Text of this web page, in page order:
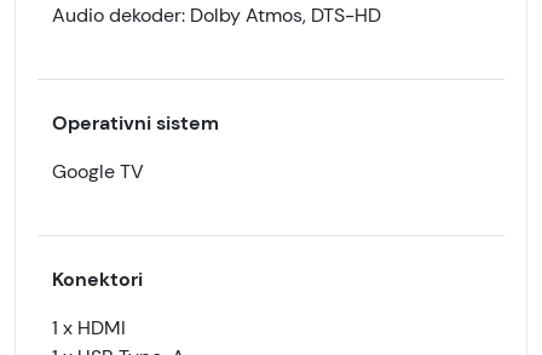
Audio dekoder: Dolby Atmos, DTS-HD
Operativni sistem
Google TV
Konektori
1 x HDMI